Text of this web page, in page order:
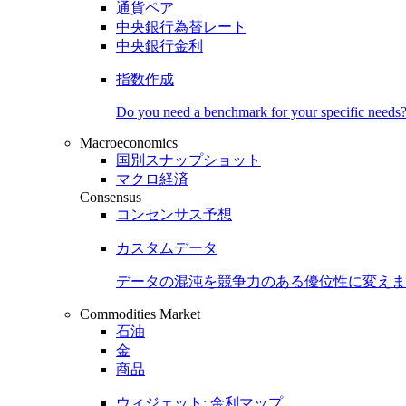
通貨ペア
中央銀行為替レート
中央銀行金利
指数作成
Do you need a benchmark for your specific needs?
Macroeconomics
国別スナップショット
マクロ経済
Consensus
コンセンサス予想
カスタムデータ
データの混沌を競争力のある優位性に変え
Commodities Market
石油
金
商品
ウィジェット: 金利マップ